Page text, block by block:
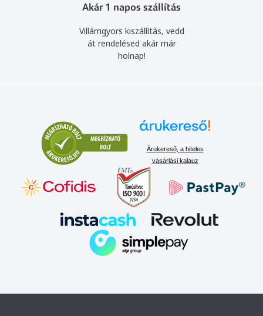
Akár 1 napos szállítás
Villámgyors kiszállítás, vedd
át rendelésed akár már
holnap!
Árukereső, a hiteles
vásárlási kalauz